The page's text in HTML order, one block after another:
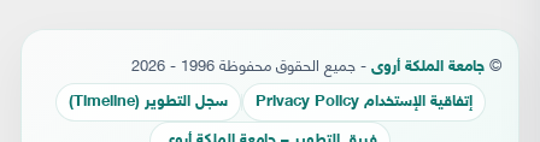
© جامعة الملكة أروى - جميع الحقوق محفوظة 1996 - 2026
إتفاقية الإستخدام Privacy Policy سجل التطوير (Timeline)